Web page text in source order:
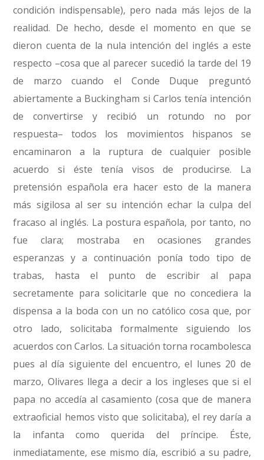
condición indispensable), pero nada más lejos de la
realidad. De hecho, desde el momento en que se
dieron cuenta de la nula intención del inglés a este
respecto –cosa que al parecer sucedió la tarde del 19
de marzo cuando el Conde Duque preguntó
abiertamente a Buckingham si Carlos tenía intención
de convertirse y recibió un rotundo no por
respuesta– todos los movimientos hispanos se
encaminaron a la ruptura de cualquier posible
acuerdo si éste tenía visos de producirse. La
pretensión española era hacer esto de la manera
más sigilosa al ser su intención echar la culpa del
fracaso al inglés. La postura española, por tanto, no
fue clara; mostraba en ocasiones grandes
esperanzas y a continuación ponía todo tipo de
trabas, hasta el punto de escribir al papa
secretamente para solicitarle que no concediera la
dispensa a la boda con un no católico cosa que, por
otro lado, solicitaba formalmente siguiendo los
acuerdos con Carlos. La situación torna rocambolesca
pues al día siguiente del encuentro, el lunes 20 de
marzo, Olivares llega a decir a los ingleses que si el
papa no accedía al casamiento (cosa que de manera
extraoficial hemos visto que solicitaba), el rey daría a
la infanta como querida del príncipe. Éste,
inmediatamente, ese mismo día, escribió a su padre,